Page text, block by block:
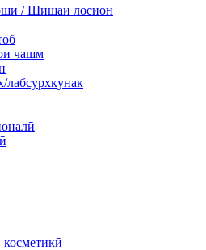
/ Шишаи лосион
чашм
лабсурхкунак